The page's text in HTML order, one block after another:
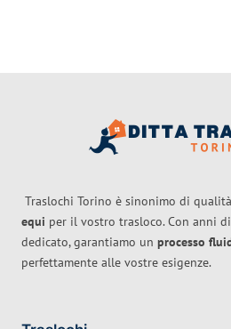
Traslochi Torino è sinonimo di
equi per il vostro trasloco. Con anni
dedicato, garantiamo un processo
perfettamente alle vostre esigenze.